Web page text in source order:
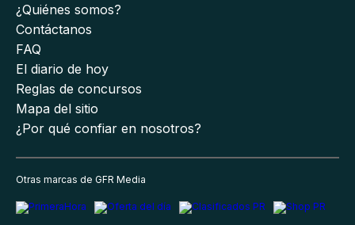
¿Quiénes somos?
Contáctanos
FAQ
El diario de hoy
Reglas de concursos
Mapa del sitio
¿Por qué confiar en nosotros?
Otras marcas de GFR Media